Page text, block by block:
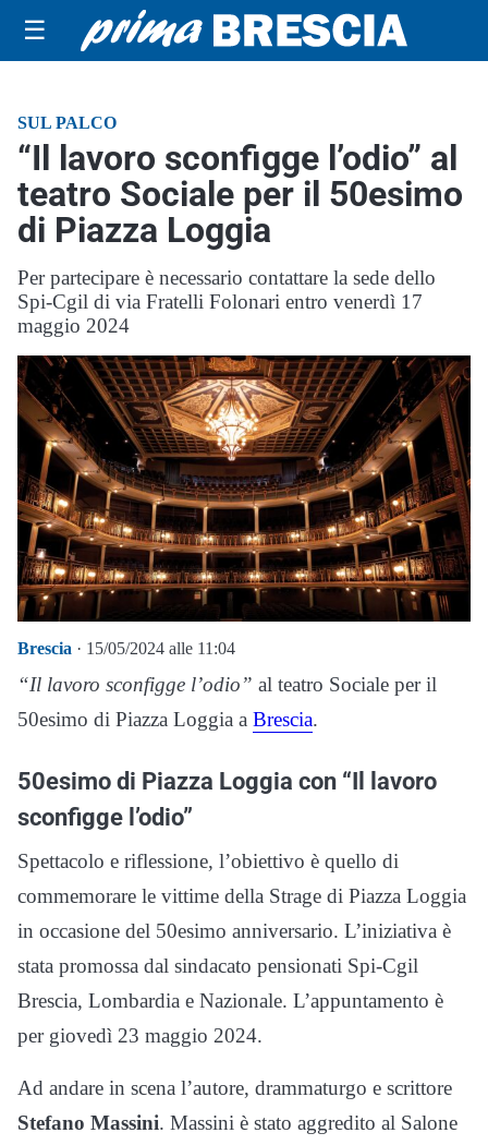
☰
SUL PALCO
“Il lavoro sconfigge l’odio” al
teatro Sociale per il 50esimo
di Piazza Loggia
Per partecipare è necessario contattare la sede dello
Spi-Cgil di via Fratelli Folonari entro venerdì 17
maggio 2024
Brescia · 15/05/2024 alle 11:04
“Il lavoro sconfigge l’odio” al teatro Sociale per il
50esimo di Piazza Loggia a Brescia.
50esimo di Piazza Loggia con “Il lavoro
sconfigge l’odio”
Spettacolo e riflessione, l’obiettivo è quello di
commemorare le vittime della Strage di Piazza Loggia
in occasione del 50esimo anniversario. L’iniziativa è
stata promossa dal sindacato pensionati Spi-Cgil
Brescia, Lombardia e Nazionale. L’appuntamento è
per giovedì 23 maggio 2024.
Ad andare in scena l’autore, drammaturgo e scrittore
Stefano Massini. Massini è stato aggredito al Salone